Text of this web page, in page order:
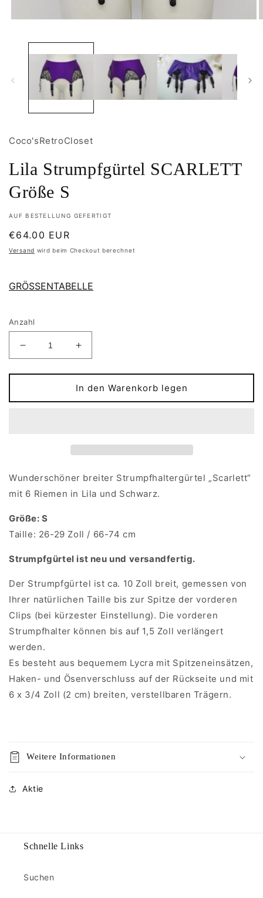
Coco'sRetroCloset
Lila Strumpfgürtel SCARLETT
Größe S
AUF BESTELLUNG GEFERTIGT
Normaler
Preis
€64.00 EUR
Versand wird beim Checkout berechnet
GRÖSSENTABELLE
Anzahl
Verringere
die
Menge
Lila
Erhöhe
die
Menge
für
Lila
In den Warenkorb legen
Wunderschöner breiter Strumpfhaltergürtel „Scarlett“
mit 6 Riemen in Lila und Schwarz.
Größe: S
Taille: 26-29 Zoll / 66-74 cm
Strumpfgürtel ist neu und versandfertig.
Der Strumpfgürtel ist ca. 10 Zoll breit, gemessen von
Ihrer natürlichen Taille bis zur Spitze der vorderen
Clips (bei kürzester Einstellung). Die vorderen
Strumpfhalter können bis auf 1,5 Zoll verlängert
werden.
Es besteht aus bequemem Lycra mit Spitzeneinsätzen,
Haken- und Ösenverschluss auf der Rückseite und mit
6 x 3/4 Zoll (2 cm) breiten, verstellbaren Trägern.
Weitere Informationen
Aktie
Schnelle Links
Suchen